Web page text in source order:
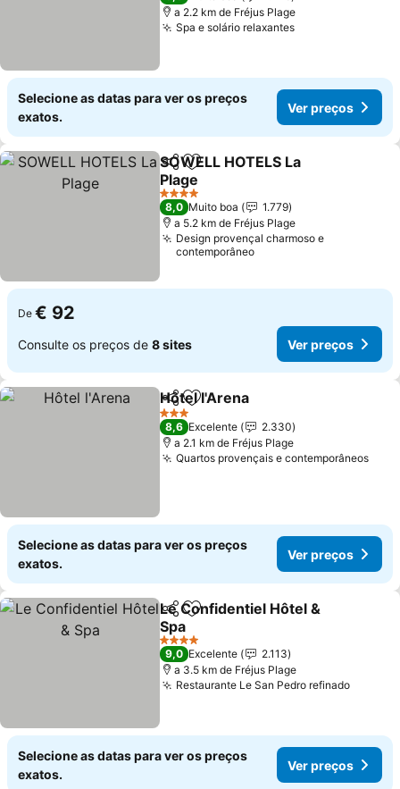
a 2.2 km de Fréjus Plage
Spa e solário relaxantesVer preços
Selecione as datas para ver os preços
exatos.
Ver preços
PartilharAdicionar aos favoritos
SOWELL HOTELS La
Plage
Ver preços
4 Estrelas
8,0 Muito boa
1.779
a 5.2 km de Fréjus Plage
Design provençal charmoso e
contemporâneo
De € 92
Consulte os preços de 8 sites Ver preços
PartilharAdicionar aos favoritos
Hôtel l'Arena
3 Estrelas
8,6 Excelente
2.330
a 2.1 km de Fréjus Plage
Quartos provençais e contemporâneosVer
Selecione as datas para ver os preços
exatos.
Ver preços
PartilharAdicionar aos favoritos
Le Confidentiel Hôtel &
Spa
Ver preços
4 Estrelas
9,0 Excelente
2.113
a 3.5 km de Fréjus Plage
Restaurante Le San Pedro refinadoVer
Selecione as datas para ver os preços
exatos.
Ver preços